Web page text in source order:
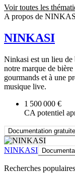
Voir toutes les
A propos de
NINKASI
Ninkasi est un lieu de
notre marque de
gourmands et à une
musique live.
1 500 000 €
CA potentiel
Documentation gratuite
NINKASI
Recherches populaires